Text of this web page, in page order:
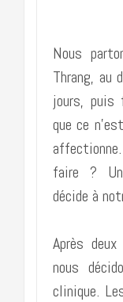
Nous
Thrang, au
jours, puis
que ce
faire ?
décide à
Après
nous
clinique.